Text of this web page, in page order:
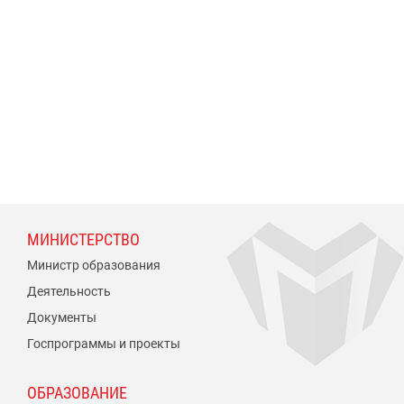
МИНИСТЕРСТВО
Министр образования
Деятельность
Документы
Госпрограммы и проекты
ОБРАЗОВАНИЕ